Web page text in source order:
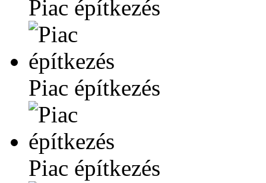
Piac építkezés
Piac építkezés
Piac építkezés